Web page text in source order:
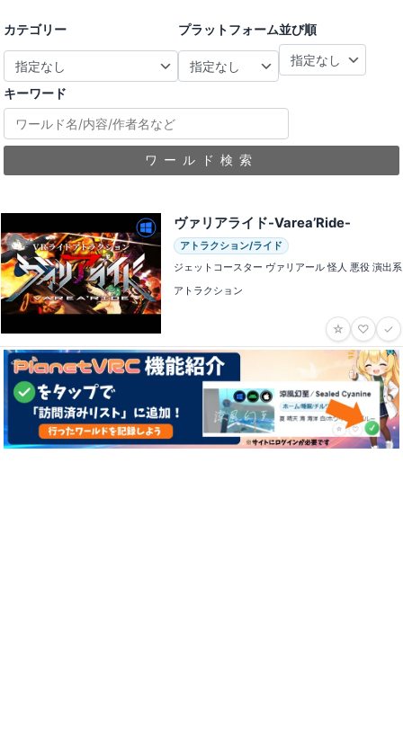
カテゴリー プラットフォーム並び順
キーワード
ワールド検索
ヴァリアライド-Varea’Ride-
アトラクション/ライド
ジェットコースター ヴァリアール 怪人 悪役 演出系
アトラクション
☆ ♡ ✓